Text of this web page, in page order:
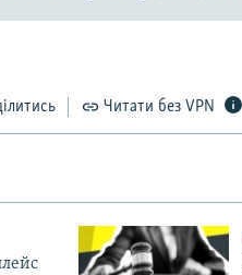
Читати без VPN